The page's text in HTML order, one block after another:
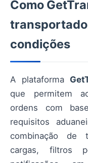
Como
condições
A plataforma
que permitem
ordens com
requisitos
combinação de
cargas, filtros